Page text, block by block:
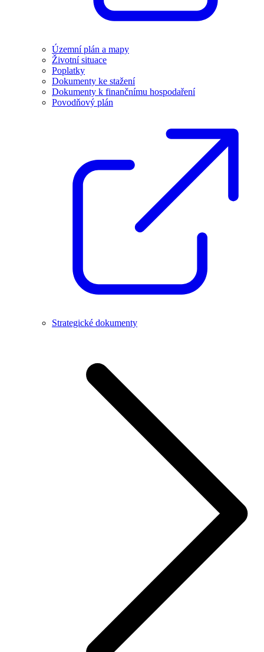
Územní plán a mapy
Životní situace
Poplatky
Dokumenty ke stažení
Dokumenty k finančnímu hospodaření
Povodňový plán
Strategické dokumenty